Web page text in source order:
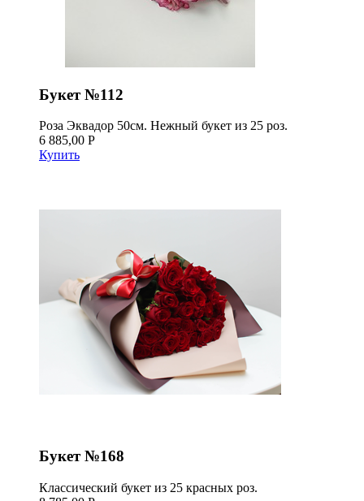
Букет №112
Роза Эквадор 50см. Нежный букет из 25 роз.
6 885,00 Р
Купить
Букет №168
Классический букет из 25 красных роз.